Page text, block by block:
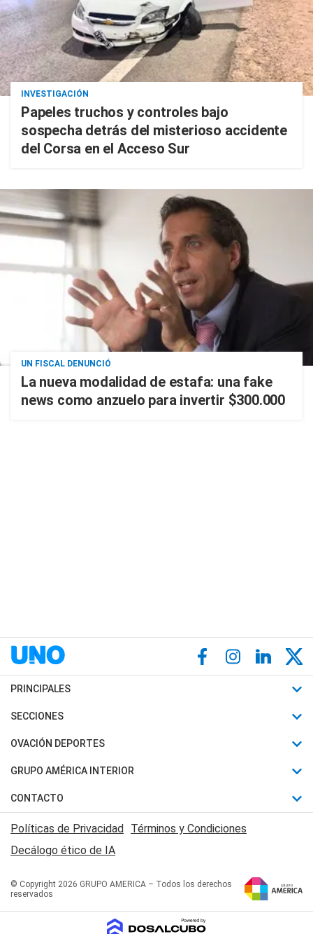
INVESTIGACIÓN
Papeles truchos y controles bajo
sospecha detrás del misterioso accidente
del Corsa en el Acceso Sur
UN FISCAL DENUNCIÓ
La nueva modalidad de estafa: una fake
news como anzuelo para invertir $300.000
PRINCIPALES
Últimas Noticias
Política
Judiciales
Economia
SECCIONES
Horóscopo
Motores
Trucos caseros
Series y Películas
Edictos y Solicitadas
OVACIÓN DEPORTES
Fútbol
Mundial
Automovilismo
Rugby
Básquet
GRUPO AMÉRICA INTERIOR
Canal 7 en Vivo
San Juan 8
CONTACTO
Acerca de Nosotros
Contactanos
Políticas de Privacidad Términos y Condiciones
Decálogo ético de IA
© Copyright 2026 GRUPO AMERICA – Todos los derechos
reservados